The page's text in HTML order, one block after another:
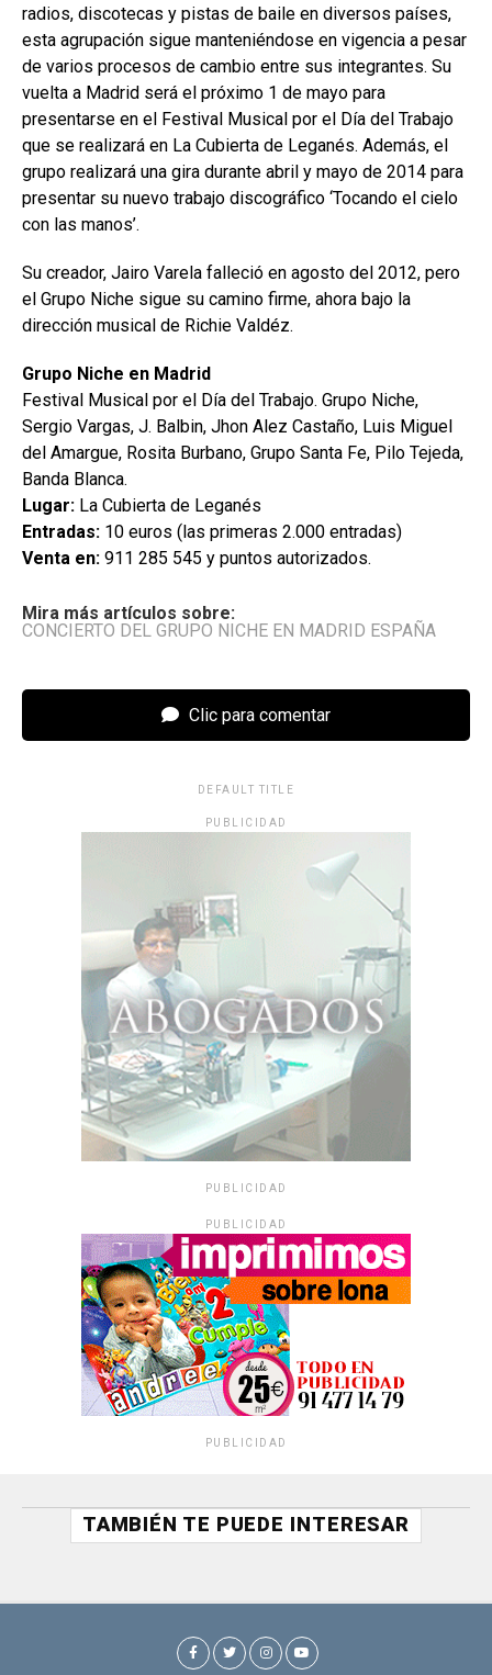
radios, discotecas y pistas de baile en diversos países,
esta agrupación sigue manteniéndose en vigencia a pesar
de varios procesos de cambio entre sus integrantes. Su
vuelta a Madrid será el próximo 1 de mayo para
presentarse en el Festival Musical por el Día del Trabajo
que se realizará en La Cubierta de Leganés. Además, el
grupo realizará una gira durante abril y mayo de 2014 para
presentar su nuevo trabajo discográfico ‘Tocando el cielo
con las manos’.
Su creador, Jairo Varela falleció en agosto del 2012, pero
el Grupo Niche sigue su camino firme, ahora bajo la
dirección musical de Richie Valdéz.
Grupo Niche en Madrid
Festival Musical por el Día del Trabajo. Grupo Niche,
Sergio Vargas, J. Balbin, Jhon Alez Castaño, Luis Miguel
del Amargue, Rosita Burbano, Grupo Santa Fe, Pilo Tejeda,
Banda Blanca.
Lugar: La Cubierta de Leganés
Entradas: 10 euros (las primeras 2.000 entradas)
Venta en: 911 285 545 y puntos autorizados.
Mira más artículos sobre:
CONCIERTO DEL GRUPO NICHE EN MADRID ESPAÑA
Clic para comentar
DEFAULT TITLE
PUBLICIDAD
PUBLICIDAD
PUBLICIDAD
PUBLICIDAD
TAMBIÉN TE PUEDE INTERESAR